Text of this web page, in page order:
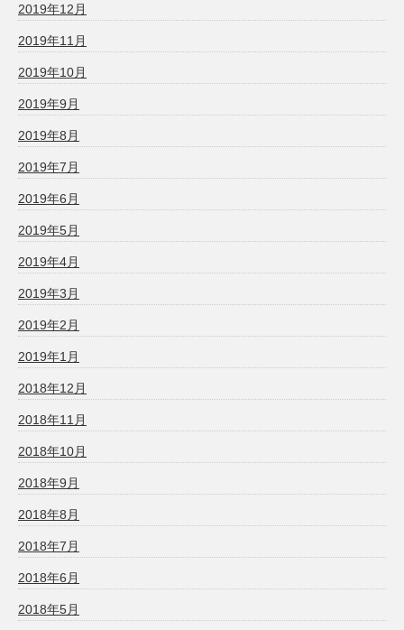
2019年12月
2019年11月
2019年10月
2019年9月
2019年8月
2019年7月
2019年6月
2019年5月
2019年4月
2019年3月
2019年2月
2019年1月
2018年12月
2018年11月
2018年10月
2018年9月
2018年8月
2018年7月
2018年6月
2018年5月